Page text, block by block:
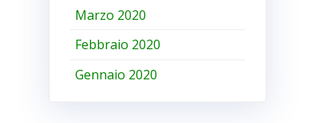
Marzo 2020
Febbraio 2020
Gennaio 2020